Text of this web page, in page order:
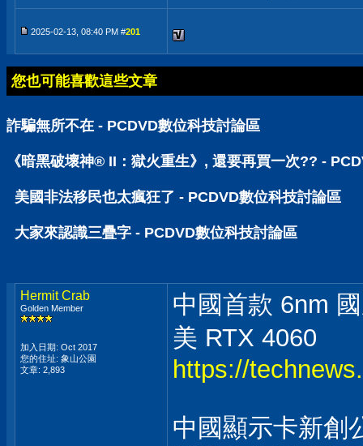
2025-02-13, 08:40 PM #201
您也可能喜歡這些文章
詐騙無所不在 - PCDVD數位科技討論區
《暗黑破壞神® II：獄火重生》, 還要再買一次?? -
美國非法移民也太瘋狂了 - PCDVD數位科技討論區
大家來認識三疊字 - PCDVD數位科技討論區
Hermit Crab
Golden Member
加入日期: Oct 2017
您的住址: 象山公園
文章: 2,893
中國首款 6nm
美 RTX 4060
https://
中國顯示卡新創